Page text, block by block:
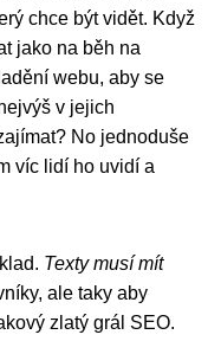
chce být vidět. Když
jako na běh na
webu, aby se
v jejich
No jednoduše
víc lidí ho uvidí a
Texty musí mít
ale taky aby
zlatý grál SEO.